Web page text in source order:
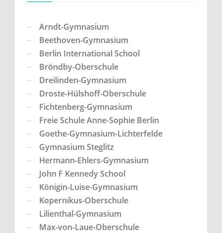
Arndt-Gymnasium
Beethoven-Gymnasium
Berlin International School
Bröndby-Oberschule
Dreilinden-Gymnasium
Droste-Hülshoff-Oberschule
Fichtenberg-Gymnasium
Freie Schule Anne-Sophie Berlin
Goethe-Gymnasium-Lichterfelde
Gymnasium Steglitz
Hermann-Ehlers-Gymnasium
John F Kennedy School
Königin-Luise-Gymnasium
Kopernikus-Oberschule
Lilienthal-Gymnasium
Max-von-Laue-Oberschule